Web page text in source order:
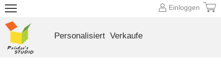
Einloggen
Personalisiert Verkaufe